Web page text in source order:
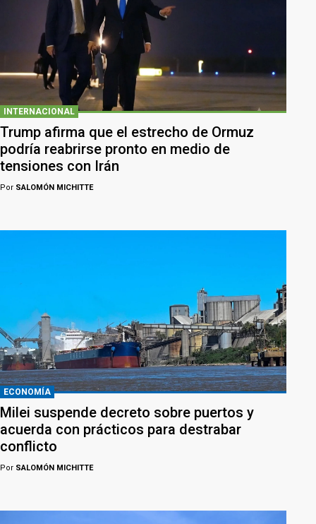
INTERNACIONAL
Trump afirma que el estrecho de Ormuz
podría reabrirse pronto en medio de
tensiones con Irán
Por SALOMÓN MICHITTE
ECONOMÍA
Milei suspende decreto sobre puertos y
acuerda con prácticos para destrabar
conflicto
Por SALOMÓN MICHITTE